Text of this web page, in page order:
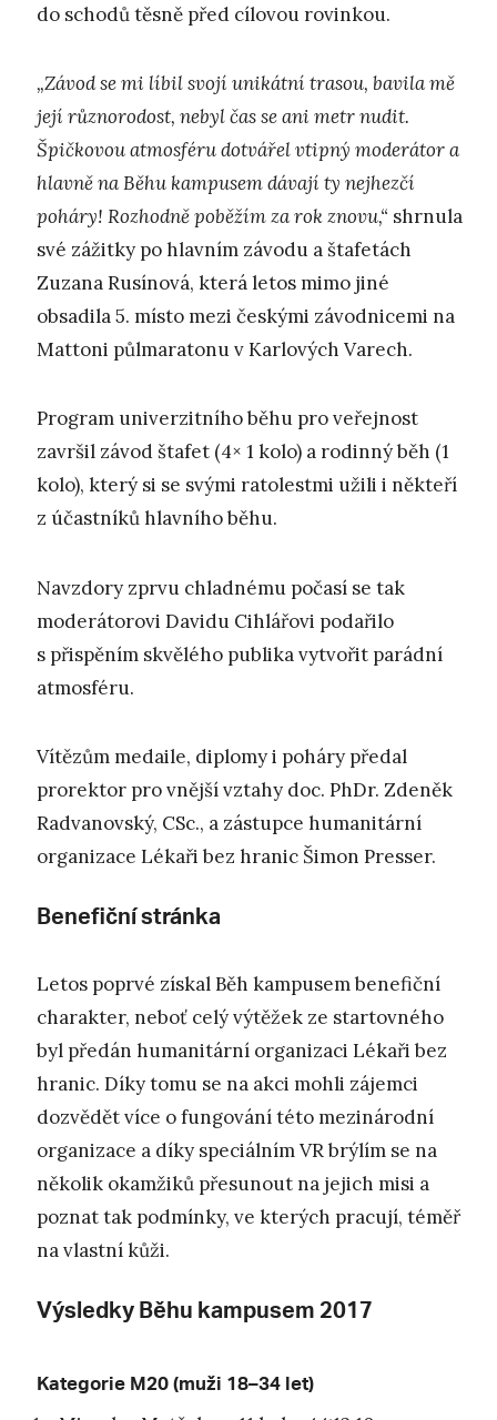
do schodů těsně před cílovou rovinkou.
„Závod se mi líbil svojí unikátní trasou, bavila mě
její různorodost, nebyl čas se ani metr nudit.
Špičkovou atmosféru dotvářel vtipný moderátor a
hlavně na Běhu kampusem dávají ty nejhezčí
poháry! Rozhodně poběžím za rok znovu,“ shrnula
své zážitky po hlavním závodu a štafetách
Zuzana Rusínová, která letos mimo jiné
obsadila 5. místo mezi českými závodnicemi na
Mattoni půlmaratonu v Karlových Varech.
Program univerzitního běhu pro veřejnost
završil závod štafet (4× 1 kolo) a rodinný běh (1
kolo), který si se svými ratolestmi užili i někteří
z účastníků hlavního běhu.
Navzdory zprvu chladnému počasí se tak
moderátorovi Davidu Cihlářovi podařilo
s přispěním skvělého publika vytvořit parádní
atmosféru.
Vítězům medaile, diplomy i poháry předal
prorektor pro vnější vztahy doc. PhDr. Zdeněk
Radvanovský, CSc., a zástupce humanitární
organizace Lékaři bez hranic Šimon Presser.
Benefiční stránka
Letos poprvé získal Běh kampusem benefiční
charakter, neboť celý výtěžek ze startovného
byl předán humanitární organizaci Lékaři bez
hranic. Díky tomu se na akci mohli zájemci
dozvědět více o fungování této mezinárodní
organizace a díky speciálním VR brýlím se na
několik okamžiků přesunout na jejich misi a
poznat tak podmínky, ve kterých pracují, téměř
na vlastní kůži.
Výsledky Běhu kampusem 2017
Kategorie M20 (muži 18–34 let)